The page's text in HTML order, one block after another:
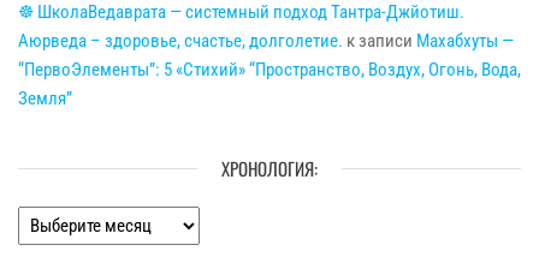
☸ ШколаВедаврата — системный подход Тантра-Джйотиш.
Аюрведа – здоровье, счастье, долголетие. к записи Махабхуты —
“ПервоЭлементы”: 5 «Стихий» “Пространство, Воздух, Огонь, Вода,
Земля”
ХРОНОЛОГИЯ:
Хронология: